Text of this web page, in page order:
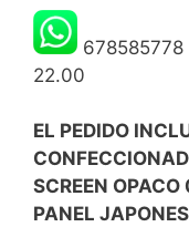
678585778
22.00
EL PEDIDO
SCREEN OPACO
PANEL JAPONES